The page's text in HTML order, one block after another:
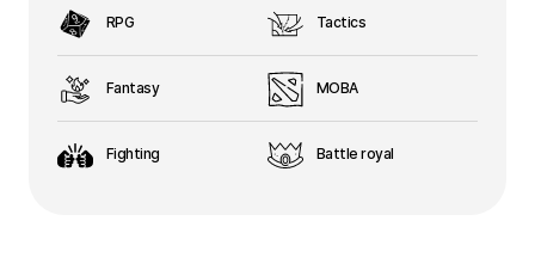
RPG
Fantasy
Fighting
Tactics
MOBA
Battle royal